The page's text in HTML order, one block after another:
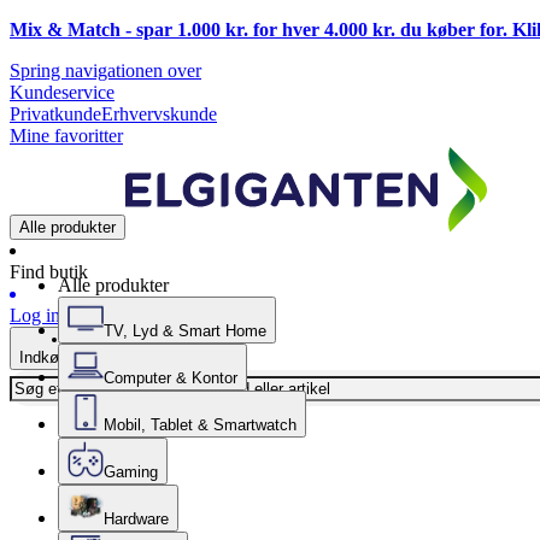
Mix & Match - spar 1.000 kr. for hver 4.000 kr. du køber for.
Spring navigationen over
Kundeservice
PrivatkundeErhvervskunde
Mine favoritter
Alle produkter
Find butik
Log ind
Indkøbskurv
Alle produkter
TV, Lyd & Smart Home
Computer & Kontor
Mobil, Tablet & Smartwatch
Gaming
Hardware